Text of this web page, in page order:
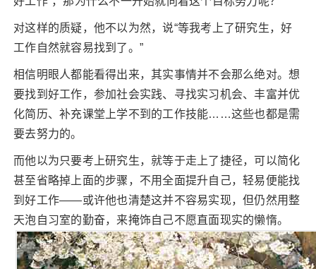
对这样的质疑，他不以为然，说“等我考上了研究生，好
工作自然就容易找到了。”
相信明眼人都能看得出来，其实事情并不会那么绝对。想
要找到好工作，参加社会实践、寻找实习机会、丰富并优
化简历、补充课堂上学不到的工作技能……这些也都是需
要去努力的。
而他以为只要考上研究生，就等于走上了捷径，可以简化
甚至省略掉上面的步骤，不用全面提升自己，轻易便能找
到好工作——或许他也清楚这并不容易实现，但仍然用整
天泡自习室的勤奋，来掩饰自己不愿直面现实的懒惰。